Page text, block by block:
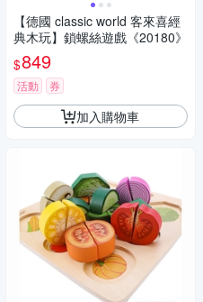
【德國 classic world 客來喜經
典木玩】鎖螺絲遊戲《20180》
$849
活動 券
加入購物車